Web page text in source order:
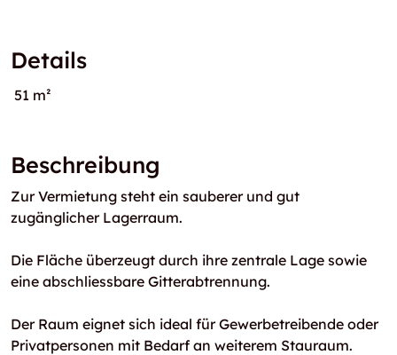
Details
51 m²
Beschreibung
Zur Vermietung steht ein sauberer und gut
zugänglicher Lagerraum.
Die Fläche überzeugt durch ihre zentrale Lage sowie
eine abschliessbare Gitterabtrennung.
Der Raum eignet sich ideal für Gewerbetreibende oder
Privatpersonen mit Bedarf an weiterem Stauraum.